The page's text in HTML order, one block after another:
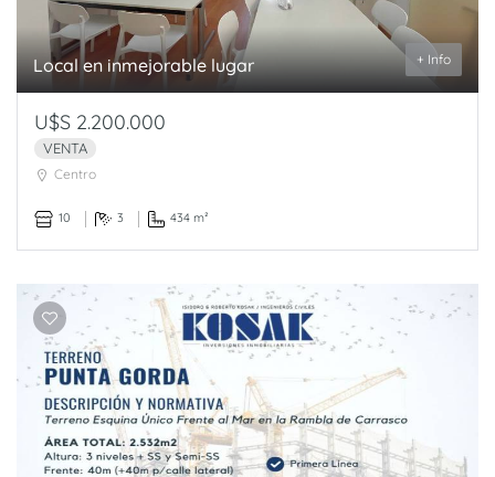
Local en inmejorable lugar + Info
U$S 2.200.000
VENTA
Centro
10 3 434 m²